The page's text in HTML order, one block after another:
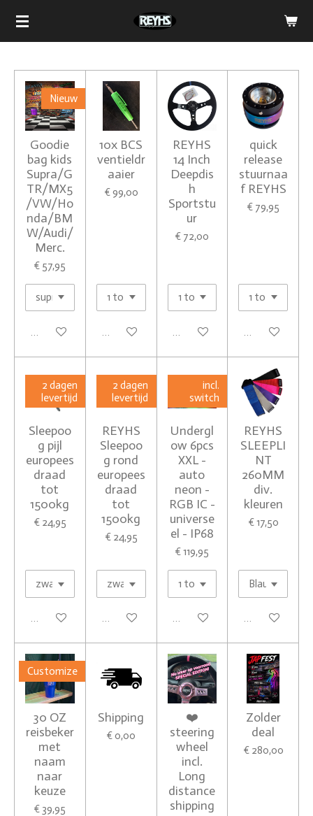
Ga
de
hoofdinhoud
Nieuw
Goodie
bag kids
Supra/G
TR/MX5
/VW/Ho
nda/BM
W/Audi/
Merc.
€ 57,95
In winkelwagen
10x BCS
ventieldr
aaier
€ 99,00
In winkelwagen
REYHS
14 Inch
Deepdis
h
Sportstu
ur
€ 72,00
In winkelwagen
quick
release
stuurnaa
f REYHS
€ 79,95
In winkelwagen
2 dagen
levertijd
Sleepoo
g pijl
europees
draad
tot
1500kg
€ 24,95
In winkelwagen
2 dagen
levertijd
REYHS
Sleepoo
g rond
europees
draad
tot
1500kg
€ 24,95
In winkelwagen
incl.
switch
Undergl
ow 6pcs
XXL -
auto
neon -
RGB IC -
universe
el - IP68
€ 119,95
In winkelwagen
REYHS
SLEEPLI
NT
260MM
div.
kleuren
€ 17,50
In winkelwagen
Customize
30 OZ
reisbeker
met
naam
naar
keuze
€ 39,95
Shipping
€ 0,00
❤️
steering
wheel
incl.
Long
distance
shipping
Zolder
deal
€ 280,00